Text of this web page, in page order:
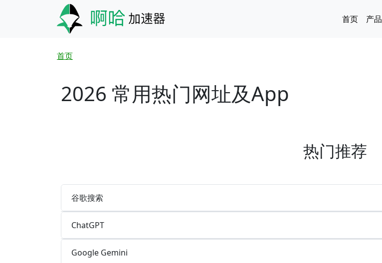
主导航
首页 产品
面包屑
首页
2026 常用热门网址及App
热门推荐
谷歌搜索
ChatGPT
Google Gemini